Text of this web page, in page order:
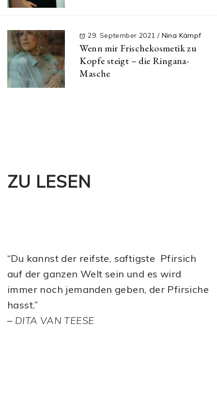
29. September 2021 / Nina Kämpf
Wenn mir Frischekosmetik zu
Kopfe steigt – die Ringana-
Masche
ZU LESEN
“Du kannst der reifste, saftigste Pfirsich
auf der ganzen Welt sein und es wird
immer noch jemanden geben, der Pfirsiche
hasst.”
– DITA VAN TEESE